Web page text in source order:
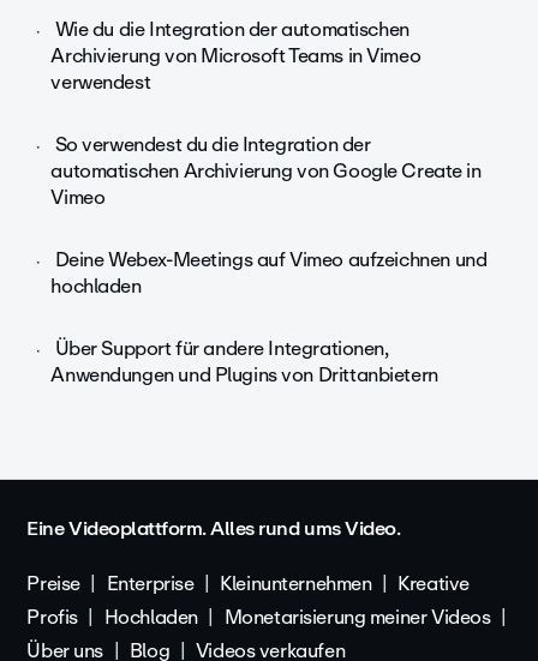
Wie du die Integration der automatischen
Archivierung von Microsoft Teams in Vimeo
verwendest
So verwendest du die Integration der
automatischen Archivierung von Google Create in
Vimeo
Deine Webex-Meetings auf Vimeo aufzeichnen und
hochladen
Über Support für andere Integrationen,
Anwendungen und Plugins von Drittanbietern
Eine Videoplattform. Alles rund ums Video.
Preise
Enterprise Kleinunternehmen
Kreative
Profis
Hochladen
Monetarisierung meiner Videos
Über uns
Blog Videos verkaufen